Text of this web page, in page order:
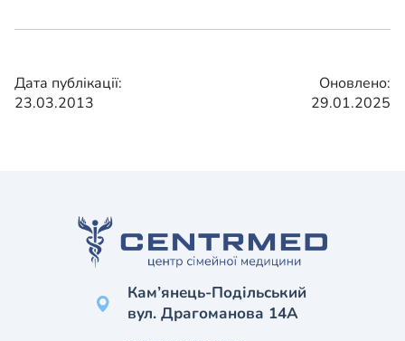
Дата публікації:
23.03.2013
Оновлено:
29.01.2025
Кам’янець-Подільський
вул. Драгоманова 14А